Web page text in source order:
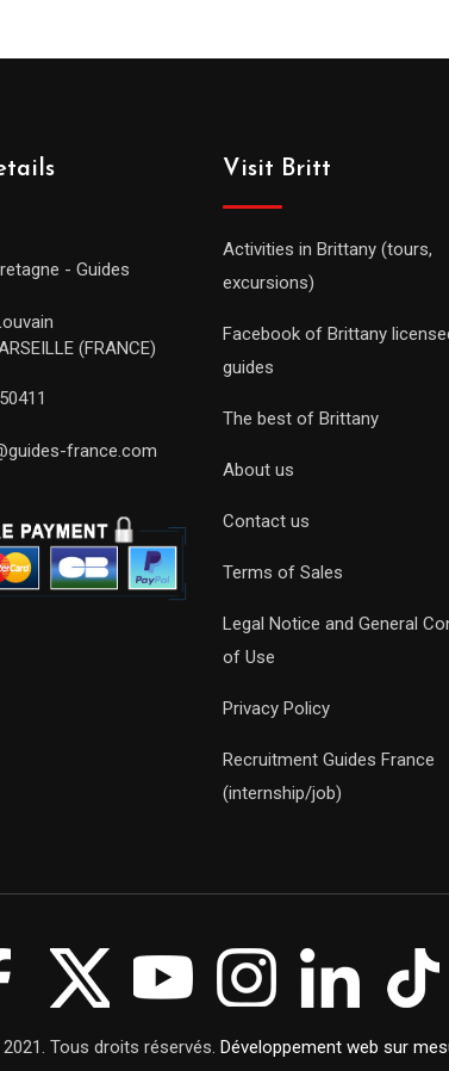
- Guides
(FRANCE)
france.com
Visit Britt
Activities in Brittany (tours,
excursions)
Facebook of Brittany
guides
The best of Brittany
About us
Contact us
Terms of Sales
Legal Notice and General
of Use
Privacy Policy
Recruitment Guides France
(internship/job)
Tous droits réservés. Développement web sur